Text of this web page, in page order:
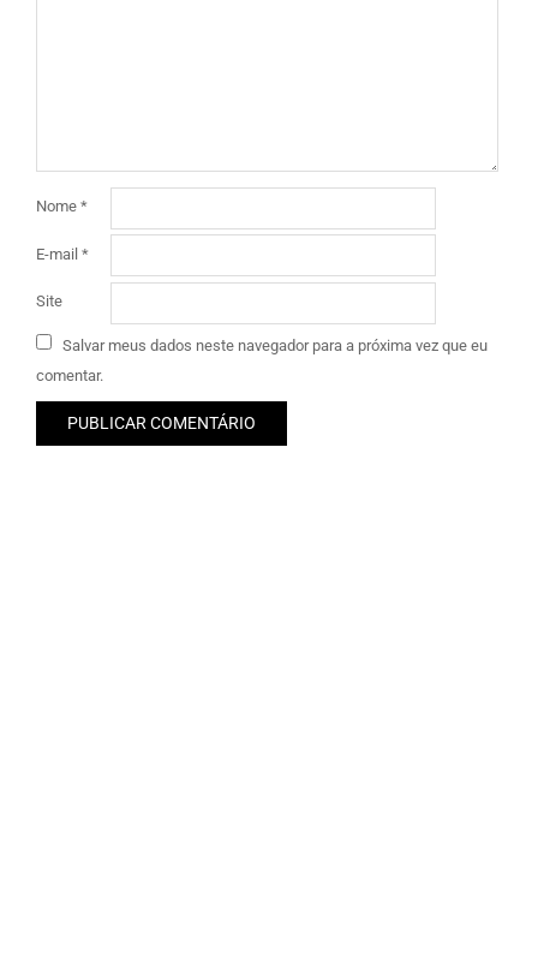
Nome *
E-mail *
Site
Salvar meus dados neste navegador para a próxima vez que eu
comentar.